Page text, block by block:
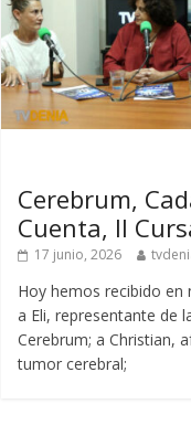
Cerebrum,
Cuenta, II
17 junio, 2026
Hoy hemos recibido en
a Eli, representante de
Cerebrum; a Christian,
tumor cerebral;